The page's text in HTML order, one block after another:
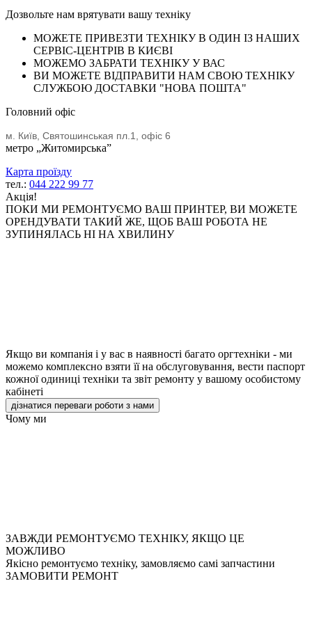
Дозвольте нам врятувати вашу техніку
МОЖЕТЕ ПРИВЕЗТИ ТЕХНІКУ В ОДИН ІЗ НАШИХ
СЕРВІС-ЦЕНТРІВ В КИЄВІ
МОЖЕМО ЗАБРАТИ ТЕХНІКУ У ВАС
ВИ МОЖЕТЕ ВІДПРАВИТИ НАМ СВОЮ ТЕХНІКУ
СЛУЖБОЮ ДОСТАВКИ "НОВА ПОШТА"
Головний офіс
м. Київ, Святошинськая пл.1, офіс 6
метро „Житомирська”
Карта проїзду
тел.: 044 222 99 77
Акція!
ПОКИ МИ РЕМОНТУЄМО ВАШ ПРИНТЕР, ВИ МОЖЕТЕ
ОРЕНДУВАТИ ТАКИЙ ЖЕ, ЩОБ ВАШ РОБОТА НЕ
ЗУПИНЯЛАСЬ НІ НА ХВИЛИНУ
Якщо ви компанія і у вас в наявності багато оргтехніки - ми
можемо комплексно взяти її на обслуговування, вести паспорт
кожної одиниці техніки та звіт ремонту у вашому особистому
кабінеті
дізнатися переваги роботи з нами
Чому ми
ЗАВЖДИ РЕМОНТУЄМО ТЕХНІКУ, ЯКЩО ЦЕ
МОЖЛИВО
Якісно ремонтуємо техніку, замовляємо самі запчастини
ЗАМОВИТИ РЕМОНТ